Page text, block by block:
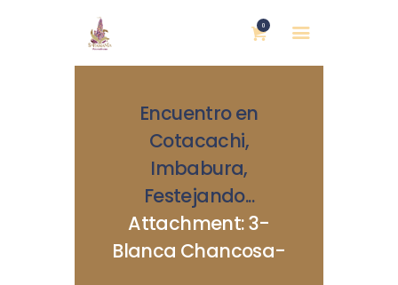
0
Encuentro en
Cotacachi,
Imbabura,
Festejando...
Attachment: 3-
Blanca Chancosa-
NOSOTRAS
BLOG